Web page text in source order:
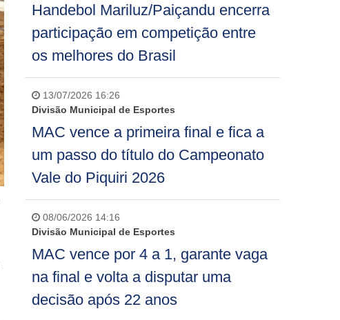
Handebol Mariluz/Paiçandu encerra
participação em competição entre
os melhores do Brasil
13/07/2026 16:26
Divisão Municipal de Esportes
MAC vence a primeira final e fica a
um passo do título do Campeonato
Vale do Piquiri 2026
08/06/2026 14:16
Divisão Municipal de Esportes
MAC vence por 4 a 1, garante vaga
na final e volta a disputar uma
decisão após 22 anos